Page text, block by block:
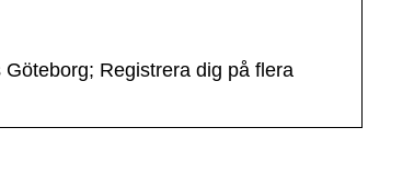
Registrera dig på flera